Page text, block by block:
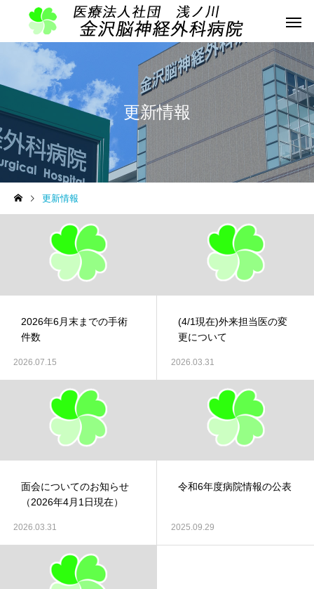
更新情報
更新情報
2026年6月末までの手術
件数
2026.07.15
(4/1現在)外来担当医の変
更について
2026.03.31
面会についてのお知らせ
（2026年4月1日現在）
2026.03.31
令和6年度病院情報の公表
2025.09.29